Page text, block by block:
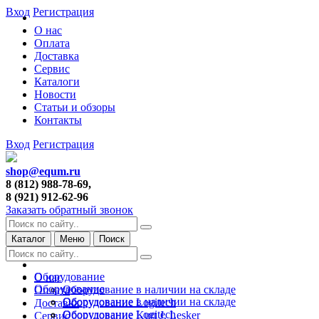
О нас
Оплата
Доставка
Сервис
Каталоги
Новости
Статьи и обзоры
Контакты
Вход Регистрация
Вход Регистрация
shop@equm.ru
8 (812) 988-78-69,
8 (921) 912-62-96
Заказать обратный звонок
Каталог Меню Поиск
О нас
Оплата
Доставка
Сервис
Оборудование
Оборудование в наличии на складе
Оборудование Logitech
Оборудование Kurt J. Lesker
Оборудование
Оборудование в наличии на складе
Оборудование Logitech